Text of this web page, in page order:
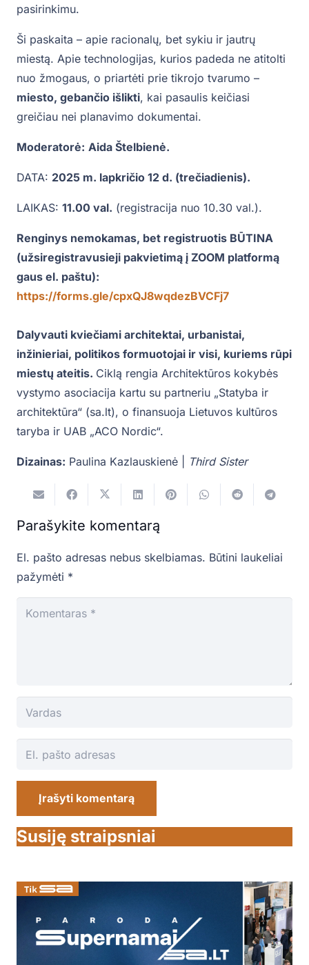
pasirinkimu.
Ši paskaita – apie racionalų, bet sykiu ir jautrų
miestą. Apie technologijas, kurios padeda ne atitolti
nuo žmogaus, o priartėti prie tikrojo tvarumo –
miesto, gebančio išlikti, kai pasaulis keičiasi
greičiau nei planavimo dokumentai.
Moderatorė: Aida Štelbienė.
DATA: 2025 m. lapkričio 12 d. (trečiadienis).
LAIKAS: 11.00 val. (registracija nuo 10.30 val.).
Renginys nemokamas, bet registruotis BŪTINA
(užsiregistravusieji pakvietimą į ZOOM platformą
gaus el. paštu):
https://forms.gle/cpxQJ8wqdezBVCFj7
Dalyvauti kviečiami architektai, urbanistai,
inžinieriai, politikos formuotojai ir visi, kuriems rūpi
miestų ateitis. Ciklą rengia Architektūros kokybės
vystymo asociacija kartu su partneriu „Statyba ir
architektūra“ (sa.lt), o finansuoja Lietuvos kultūros
taryba ir UAB „ACO Nordic“.
Dizainas: Paulina Kazlauskienė | Third Sister
Parašykite komentarą
El. pašto adresas nebus skelbiamas. Būtini laukeliai
pažymėti *
Įrašyti komentarą
Susiję straipsniai